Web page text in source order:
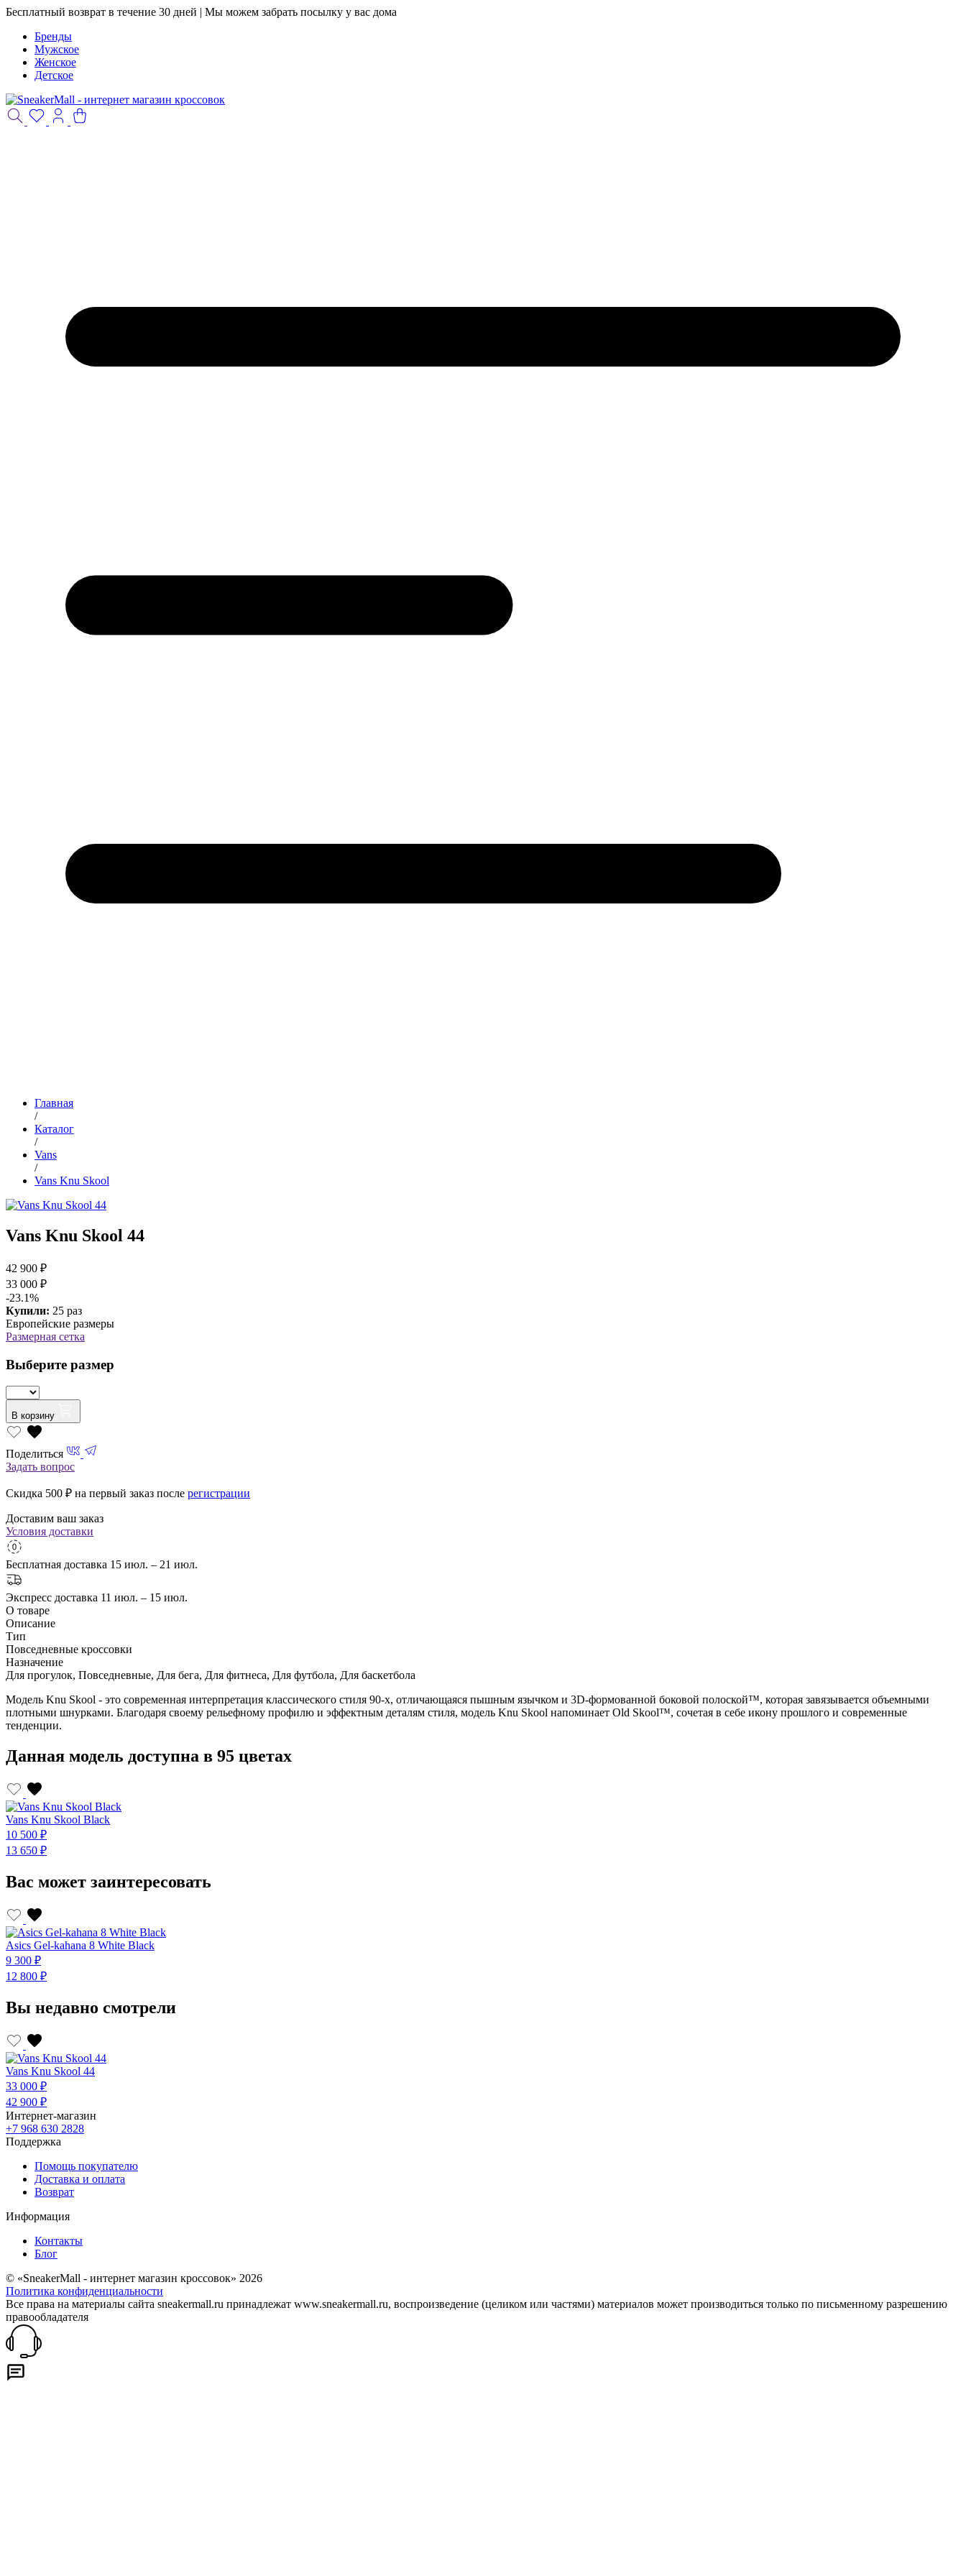
Бесплатный возврат в течение 30 дней | Мы можем забрать посылку у вас дома
Бренды
Мужское
Женское
Детское
Главная
/
Каталог
/
Vans
/
Vans Knu Skool
Vans Knu Skool 44
42 900 ₽
33 000 ₽
-23.1%
Купили: 25 раз
Европейские размеры
Размерная сетка
Выберите размер
В корзину
Поделиться
Задать вопрос
Скидка 500 ₽ на первый заказ после регистрации
Доставим ваш заказ
Условия доставки
Бесплатная доставка 15 июл. – 21 июл.
Экспресс доставка 11 июл. – 15 июл.
О товаре
Описание
Тип
Повседневные кроссовки
Назначение
Для прогулок, Повседневные, Для бега, Для фитнеса, Для футбола, Для баскетбола
Модель Knu Skool - это современная интерпретация классического стиля 90-х, отличающаяся пышным язычком и 3D-формованной боковой полоской™, которая завязывается объемными
плотными шнурками. Благодаря своему рельефному профилю и эффектным деталям стиля, модель Knu Skool напоминает Old Skool™, сочетая в себе икону прошлого и современные
тенденции.
Данная модель доступна в 95 цветах
Vans Knu Skool Black
10 500 ₽
13 650 ₽
Вас может заинтересовать
Asics Gel-kahana 8 White Black
9 300 ₽
12 800 ₽
Вы недавно смотрели
Vans Knu Skool 44
33 000 ₽
42 900 ₽
Интернет-магазин
+7 968 630 2828
Поддержка
Помощь покупателю
Доставка и оплата
Возврат
Информация
Контакты
Блог
© «SneakerMall - интернет магазин кроссовок» 2026
Политика конфиденциальности
Все права на материалы сайта sneakermall.ru принадлежат www.sneakermall.ru, воспроизведение (целиком или частями) материалов может производиться только по письменному разрешению
правообладателя